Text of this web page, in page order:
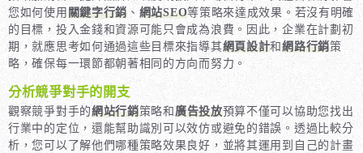
您如何使用 關鍵字行銷 、 網站SEO等策略來達成效果。若沒有明確
的目標，投入金錢和資源可能只會成為浪費。因此，企業在計劃初
期，就應思考如何通過這些目標來指導其網頁設計和網路行銷策
略，確保每一環節都朝著相同的方向而努力。
分析競爭對手的開支
觀察競爭對手的網站行銷策略和 廣告投放預算不僅可以協助您找出
行業中的定位，還能幫助識別可以效仿或避免的錯誤。透過比較分
析，您可以了解他們哪種策略效果良好，並將其運用到自己的計畫